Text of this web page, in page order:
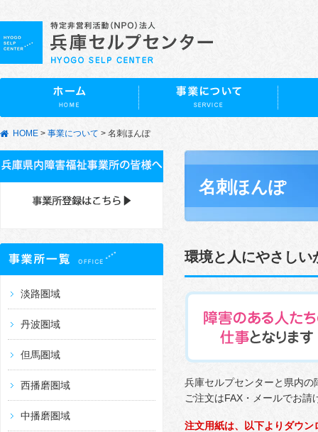
HOME > 事業について > 名刺ほんぽ
名刺ほんぽ
環境と人にやさし
兵庫セルプセンターと県内
ご注文はFAX・メールでお請
注文用紙は、以下よりダウン
淡路圏域
丹波圏域
但馬圏域
西播磨圏域
中播磨圏域